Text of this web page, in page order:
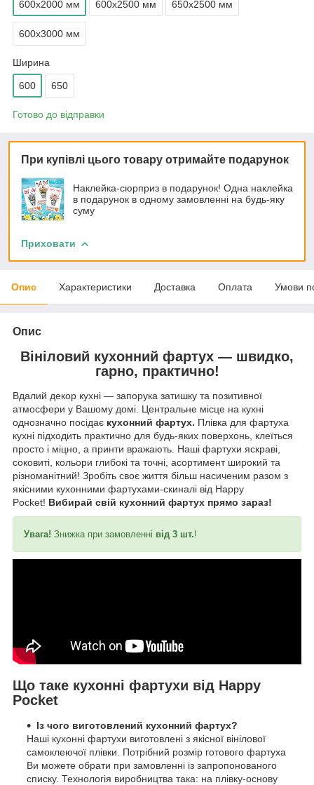
600х2000 мм 600х2500 мм 650х2500 мм
600х3000 мм
Ширина
600 650
Готово до відправки
При купівлі цього товару отримайте подарунок
Наклейка-сюрприз в подарунок! Одна наклейка
в подарунок в одному замовленні на будь-яку
суму
Приховати
Опис Характеристики Доставка Оплата Умови
Опис
Вініловий кухонний фартух — швидко,
гарно, практично!
Вдалий декор кухні — запорука затишку та позитивної
атмосфери у Вашому домі. Центральне місце на кухні
однозначно посідає кухонний фартух. Плівка для фартуха
кухні підходить практично для будь-яких поверхонь, клеїться
просто і міцно, а принти вражають. Наші фартухи яскраві,
соковиті, кольори глибокі та точні, асортимент широкий та
різноманітний! Зробіть своє життя більш насиченим разом з
якісними кухонними фартухами-скиналі від Happy
Pocket! Вибирай свій кухонний фартух прямо зараз!
Увага! Знижка при замовленні від 3 шт.!
Що таке кухонні фартухи від Happy
Pocket
Із чого виготовлений кухонний фартух?
Наші кухонні фартухи виготовлені з якісної вінілової
самоклеючої плівки. Потрібний розмір готового фартуха
Ви можете обрати при замовленні із запропонованого
списку. Технологія виробництва така: на плівку-основу